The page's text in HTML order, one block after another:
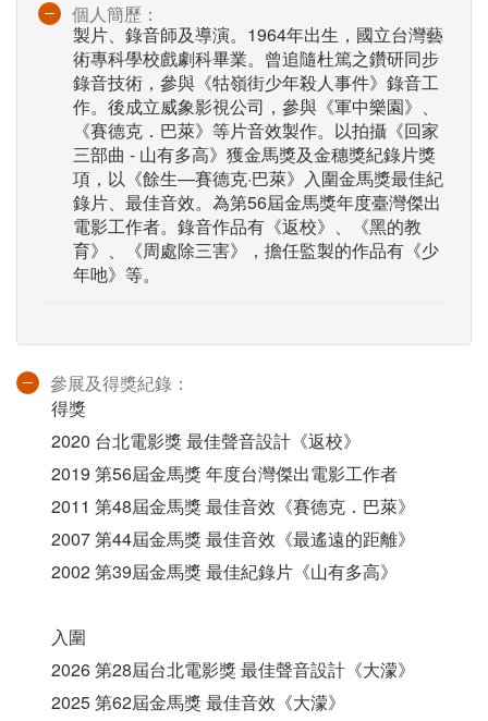
個人簡歷：
製片、錄音師及導演。1964年出生，國立台灣藝
術專科學校戲劇科畢業。曾追隨杜篤之鑽研同步
錄音技術，參與《牯嶺街少年殺人事件》錄音工
作。後成立威象影視公司，參與《軍中樂園》、
《賽德克．巴萊》等片音效製作。以拍攝《回家
三部曲 - 山有多高》獲金馬獎及金穗獎紀錄片獎
項，以《餘生—賽德克·巴萊》入圍金馬獎最佳紀
錄片、最佳音效。為第56屆金馬獎年度臺灣傑出
電影工作者。錄音作品有《返校》、《黑的教
育》、《周處除三害》，擔任監製的作品有《少
年吔》等。
參展及得獎紀錄：
得獎
2020 台北電影獎 最佳聲音設計《返校》
2019 第56屆金馬獎 年度台灣傑出電影工作者
2011 第48屆金馬獎 最佳音效《賽德克．巴萊》
2007 第44屆金馬獎 最佳音效《最遙遠的距離》
2002 第39屆金馬獎 最佳紀錄片《山有多高》
入圍
2026 第28屆台北電影獎 最佳聲音設計《大濛》
2025 第62屆金馬獎 最佳音效《大濛》